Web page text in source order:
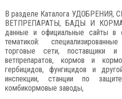
В разделе Каталога
ВЕТПРЕПАРАТЫ, БАДЫ И КОРМА
данные и официальные сайты в
тематикой:
торговые сети, поставщики и
ветпрепаратов, кормов и
гербицидов, фунгицидов и
инспекции, станции по
комбикормовые заводы,